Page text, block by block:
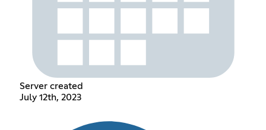
Server created
July 12th, 2023